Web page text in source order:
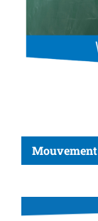
Mouvement